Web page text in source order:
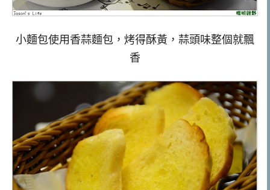
小麵包使用香蒜麵包，烤得酥黃，蒜頭味整個就飄
香